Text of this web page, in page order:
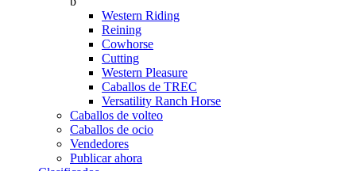
Western Riding
Reining
Cowhorse
Cutting
Western Pleasure
Caballos de TREC
Versatility Ranch Horse
Caballos de volteo
Caballos de ocio
Vendedores
Publicar ahora